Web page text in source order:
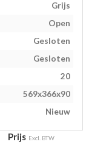
Grijs
Open
Gesloten
Gesloten
20
569x366x90
Nieuw
Prijs Excl. BTW